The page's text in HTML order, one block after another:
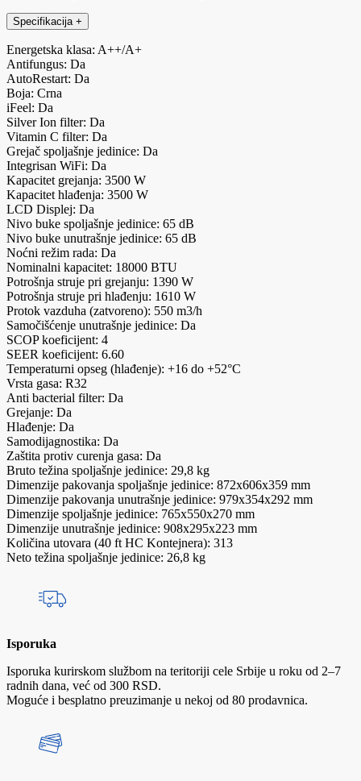
Specifikacija +
Energetska klasa: A++/A+
Antifungus: Da
AutoRestart: Da
Boja: Crna
iFeel: Da
Silver Ion filter: Da
Vitamin C filter: Da
Grejač spoljašnje jedinice: Da
Integrisan WiFi: Da
Kapacitet grejanja: 3500 W
Kapacitet hlađenja: 3500 W
LCD Displej: Da
Nivo buke spoljašnje jedinice: 65 dB
Nivo buke unutrašnje jedinice: 65 dB
Noćni režim rada: Da
Nominalni kapacitet: 18000 BTU
Potrošnja struje pri grejanju: 1390 W
Potrošnja struje pri hlađenju: 1610 W
Protok vazduha (zatvoreno): 550 m3/h
Samočišćenje unutrašnje jedinice: Da
SCOP koeficijent: 4
SEER koeficijent: 6.60
Temperaturni opseg (hlađenje): +16 do +52°C
Vrsta gasa: R32
Anti bacterial filter: Da
Grejanje: Da
Hlađenje: Da
Samodijagnostika: Da
Zaštita protiv curenja gasa: Da
Bruto težina spoljašnje jedinice: 29,8 kg
Dimenzije pakovanja spoljašnje jedinice: 872x606x359 mm
Dimenzije pakovanja unutrašnje jedinice: 979x354x292 mm
Dimenzije spoljašnje jedinice: 765x550x270 mm
Dimenzije unutrašnje jedinice: 908x295x223 mm
Količina utovara (40 ft HC Kontejnera): 313
Neto težina spoljašnje jedinice: 26,8 kg
Isporuka
Isporuka kurirskom službom na teritoriji cele Srbije u roku od 2–7
radnih dana, već od 300 RSD.
Moguće i besplatno preuzimanje u nekoj od 80 prodavnica.